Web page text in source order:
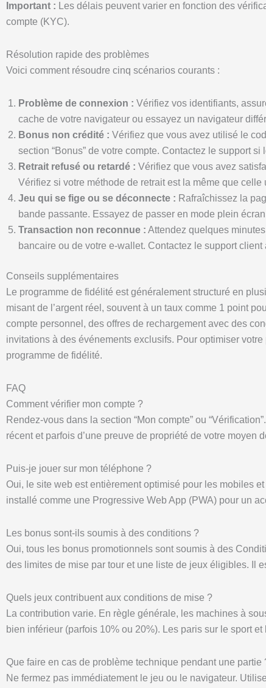
Important : Les délais peuvent varier en fonction des
compte (KYC).
Résolution rapide des problèmes
Voici comment résoudre cinq scénarios courants :
Problème de connexion : Vérifiez vos identifiants,
cache de votre navigateur ou essayez un navigateur
Bonus non crédité : Vérifiez que vous avez utilisé le
section “Bonus” de votre compte. Contactez le support si
Retrait refusé ou retardé : Vérifiez que vous avez
Vérifiez si votre méthode de retrait est la même que
Jeu qui se fige ou se déconnecte : Rafraîchissez la
bande passante. Essayez de passer en mode plein
Transaction non reconnue : Attendez quelques
bancaire ou de votre e-wallet. Contactez le support
Conseils supplémentaires
Le programme de fidélité est généralement structuré en
misant de l’argent réel, souvent à un taux comme 1 point
compte personnel, des offres de rechargement avec des
invitations à des événements exclusifs. Pour optimiser
programme de fidélité.
FAQ
Comment vérifier mon compte ?
Rendez-vous dans la section “Mon compte” ou
récent et parfois d’une preuve de propriété de votre
Puis-je jouer sur mon téléphone ?
Oui, le site web est entièrement optimisé pour les mobiles
installé comme une Progressive Web App (PWA) pour un
Les bonus sont-ils soumis à des conditions ?
Oui, tous les bonus promotionnels sont soumis à des
des limites de mise par tour et une liste de jeux éligibles. Il
Quels jeux contribuent aux conditions de mise ?
La contribution varie. En règle générale, les machines à
bien inférieur (parfois 10% ou 20%). Les paris sur le sport
Que faire en cas de problème technique pendant une partie
Ne fermez pas immédiatement le jeu ou le navigateur.